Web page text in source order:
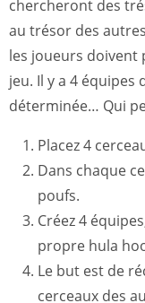
chercheront des
au trésor des
les joueurs doivent
jeu. Il y a 4
déterminée… Qui
Placez 4
Dans chaque
poufs.
Créez 4
propre hula
Le but est de
cerceaux des